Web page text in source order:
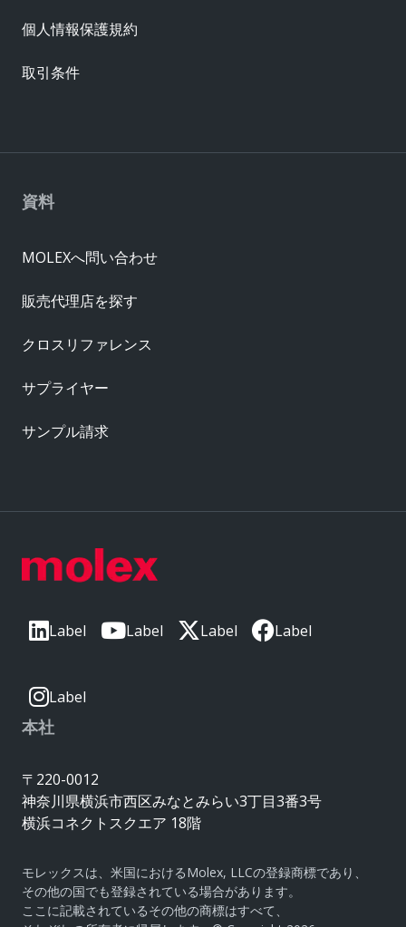
Label Label Label Label
Label
本社
〒220-0012
神奈川県横浜市西区みなとみらい3丁目3番3号
横浜コネクトスクエア 18階
モレックスは、米国におけるMolex, LLCの登録商標であり、
その他の国でも登録されている場合があります。
ここに記載されているその他の商標はすべて、
資料
MOLEXへ問い合わせ
販売代理店を探す
クロスリファレンス
サプライヤー
サンプル請求
個人情報保護規約
取引条件